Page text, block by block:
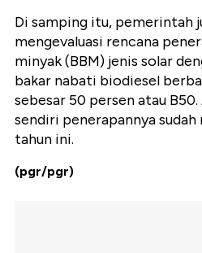
Di samping itu, pemerintah
mengevaluasi rencana
minyak (BBM) jenis solar
bakar nabati biodiesel
sebesar 50 persen atau
sendiri penerapannya sudah
tahun ini.
(pgr/pgr)